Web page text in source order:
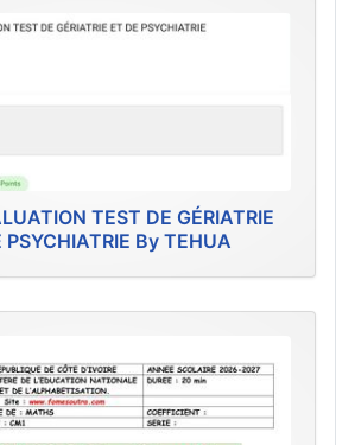
TEST DE GÉRIATRIE
PSYCHIATRIE By TEHUA